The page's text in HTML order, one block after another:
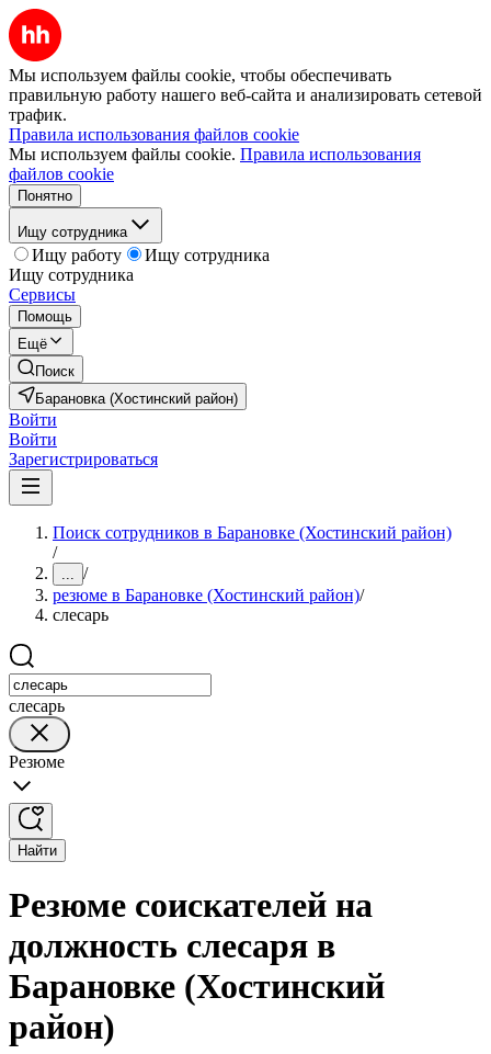
Мы используем файлы cookie, чтобы обеспечивать
правильную работу нашего веб-сайта и анализировать сетевой
трафик.
Правила использования файлов cookie
Мы используем файлы cookie. Правила использования
файлов cookie
Понятно
Ищу сотрудника
Ищу работу
Ищу сотрудника
Ищу сотрудника
Сервисы
Помощь
Ещё
Поиск
Барановка (Хостинский район)
Войти
Войти
Зарегистрироваться
Поиск сотрудников в Барановке (Хостинский район)
/
... /
резюме в Барановке (Хостинский район)/
слесарь
слесарь
Резюме
Найти
Резюме соискателей на
должность слесаря в
Барановке (Хостинский
район)